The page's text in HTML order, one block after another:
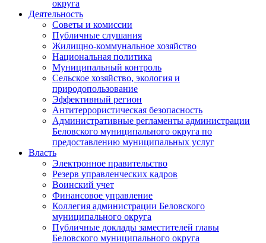
округа
Деятельность
Советы и комиссии
Публичные слушания
Жилищно-коммунальное хозяйство
Национальная политика
Муниципальный контроль
Сельское хозяйство, экология и
природопользование
Эффективный регион
Антитеррористическая безопасность
Административные регламенты администрации
Беловского муниципального округа по
предоставлению муниципальных услуг
Власть
Электронное правительство
Резерв управленческих кадров
Воинский учет
Финансовое управление
Коллегия администрации Беловского
муниципального округа
Публичные доклады заместителей главы
Беловского муниципального округа